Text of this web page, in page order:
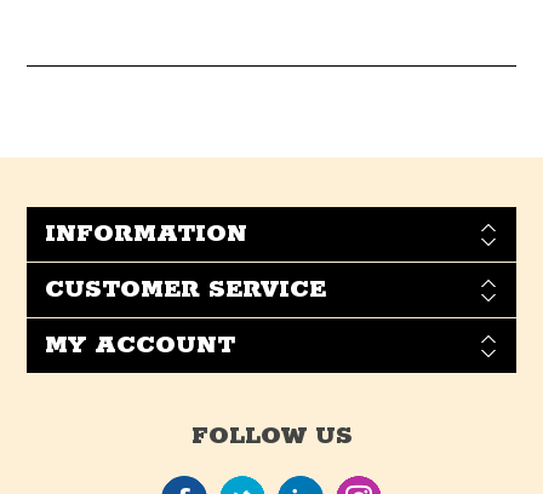
INFORMATION
CUSTOMER SERVICE
MY ACCOUNT
FOLLOW US